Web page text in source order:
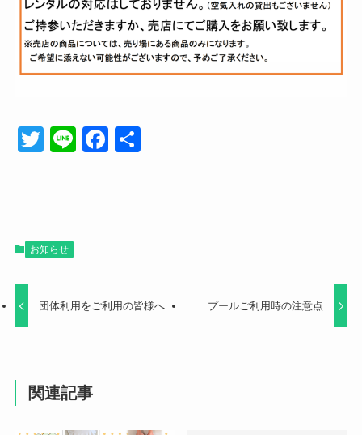
T
er
Li
F
e
o
k
お知らせ
団体利用をご利用の皆様へ プールご利用時の注意点
関連記事